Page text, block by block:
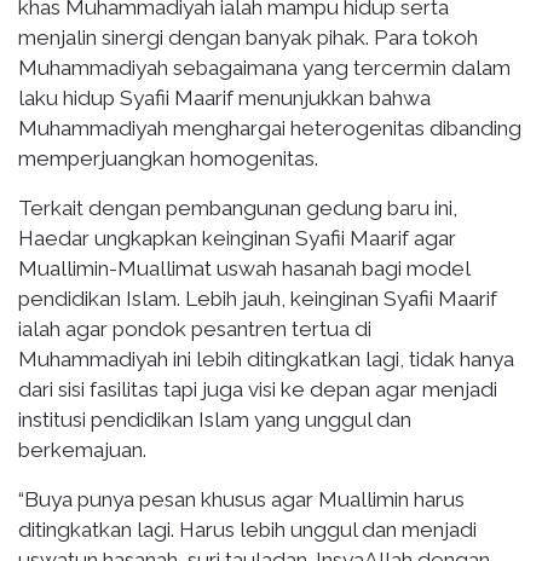
khas Muhammadiyah ialah mampu hidup serta
menjalin sinergi dengan banyak pihak. Para tokoh
Muhammadiyah sebagaimana yang tercermin dalam
laku hidup Syafii Maarif menunjukkan bahwa
Muhammadiyah menghargai heterogenitas dibanding
memperjuangkan homogenitas.
Terkait dengan pembangunan gedung baru ini,
Haedar ungkapkan keinginan Syafii Maarif agar
Muallimin-Muallimat uswah hasanah bagi model
pendidikan Islam. Lebih jauh, keinginan Syafii Maarif
ialah agar pondok pesantren tertua di
Muhammadiyah ini lebih ditingkatkan lagi, tidak hanya
dari sisi fasilitas tapi juga visi ke depan agar menjadi
institusi pendidikan Islam yang unggul dan
berkemajuan.
“Buya punya pesan khusus agar Muallimin harus
ditingkatkan lagi. Harus lebih unggul dan menjadi